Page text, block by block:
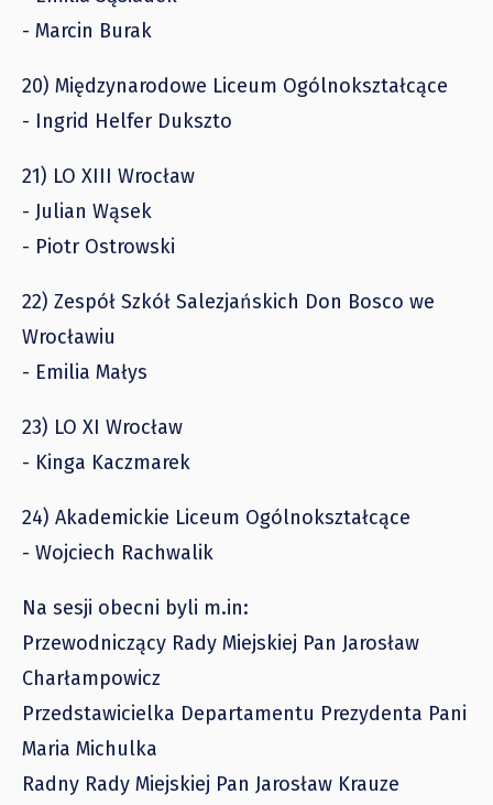
- Marcin Burak
20) Międzynarodowe Liceum Ogólnokształcące
- Ingrid Helfer Dukszto
21) LO XIII Wrocław
- Julian Wąsek
- Piotr Ostrowski
22) Zespół Szkół Salezjańskich Don Bosco we
Wrocławiu
- Emilia Małys
23) LO XI Wrocław
- Kinga Kaczmarek
24) Akademickie Liceum Ogólnokształcące
- Wojciech Rachwalik
Na sesji obecni byli m.in:
Przewodniczący Rady Miejskiej Pan Jarosław
Charłampowicz
Przedstawicielka Departamentu Prezydenta Pani
Maria Michulka
Radny Rady Miejskiej Pan Jarosław Krauze